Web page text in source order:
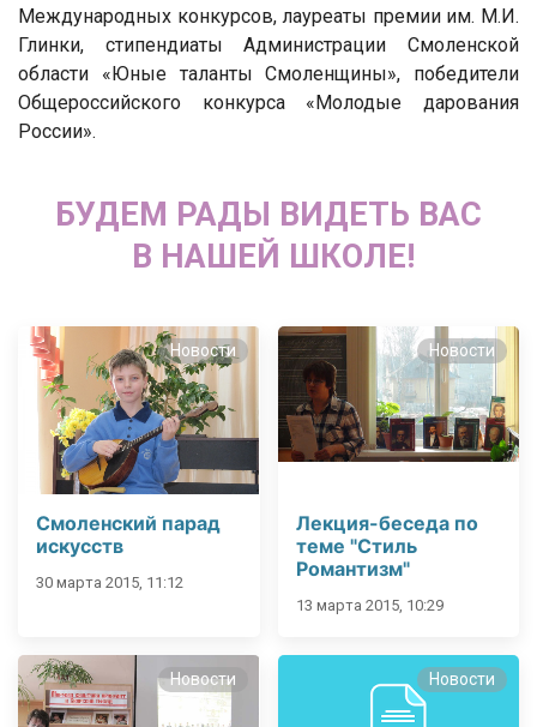
Международных конкурсов, лауреаты премии им. М.И.
Глинки, стипендиаты Администрации Смоленской
области «Юные таланты Смоленщины», победители
Общероссийского конкурса «Молодые дарования
России».
БУДЕМ РАДЫ ВИДЕТЬ ВАС
В НАШЕЙ ШКОЛЕ!
Новости
Смоленский парад
искусств
30 марта 2015, 11:12
Новости
Лекция-беседа по
теме "Стиль
Романтизм"
13 марта 2015, 10:29
Новости Новости